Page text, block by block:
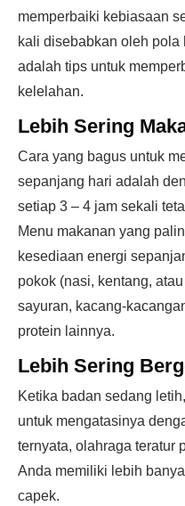
memperbaiki kebiasaan
kali disebabkan oleh
adalah tips untuk
kelelahan.
Lebih Sering
Cara yang bagus untuk
sepanjang hari adalah
setiap 3 – 4 jam sekali
Menu makanan yang
kesediaan energi
pokok (nasi, kentang,
sayuran, kacang-
protein lainnya.
Lebih Sering
Ketika badan sedang
untuk mengatasinya
ternyata, olahraga teratur
Anda memiliki lebih
capek.